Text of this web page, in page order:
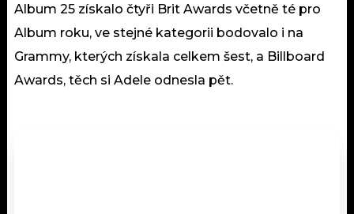
Album 25 získalo čtyři Brit Awards včetně té pro
Album roku, ve stejné kategorii bodovalo i na
Grammy, kterých získala celkem šest, a Billboard
Awards, těch si Adele odnesla pět.